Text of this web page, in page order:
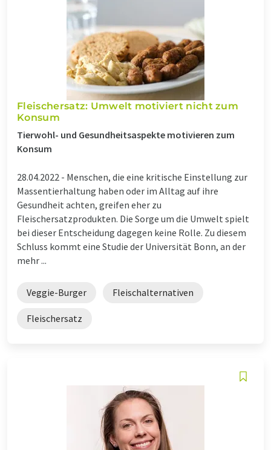
Fleischersatz: Umwelt motiviert nicht zum
Konsum
Tierwohl- und Gesundheitsaspekte motivieren zum
Konsum
28.04.2022 - Menschen, die eine kritische Einstellung zur
Massentierhaltung haben oder im Alltag auf ihre
Gesundheit achten, greifen eher zu
Fleischersatzprodukten. Die Sorge um die Umwelt spielt
bei dieser Entscheidung dagegen keine Rolle. Zu diesem
Schluss kommt eine Studie der Universität Bonn, an der
mehr ...
Veggie-Burger Fleischalternativen
Fleischersatz